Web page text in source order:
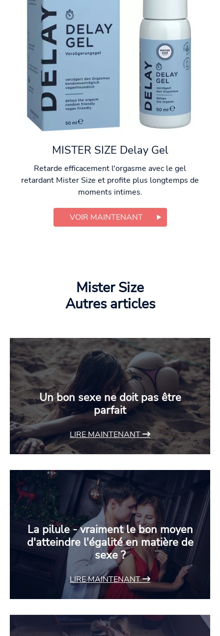
MISTER SIZE Delay Gel
Retarde efficacement l'orgasme avec le gel
retardant Mister Size et profite plus longtemps de
moments intimes.
VOIR MAINTENANT
Mister Size
Autres articles
Un bon sexe ne doit pas être
parfait
LIRE MAINTENANT
La pilule - vraiment le bon moyen
d'atteindre l'égalité en matière de
sexe ?
LIRE MAINTENANT